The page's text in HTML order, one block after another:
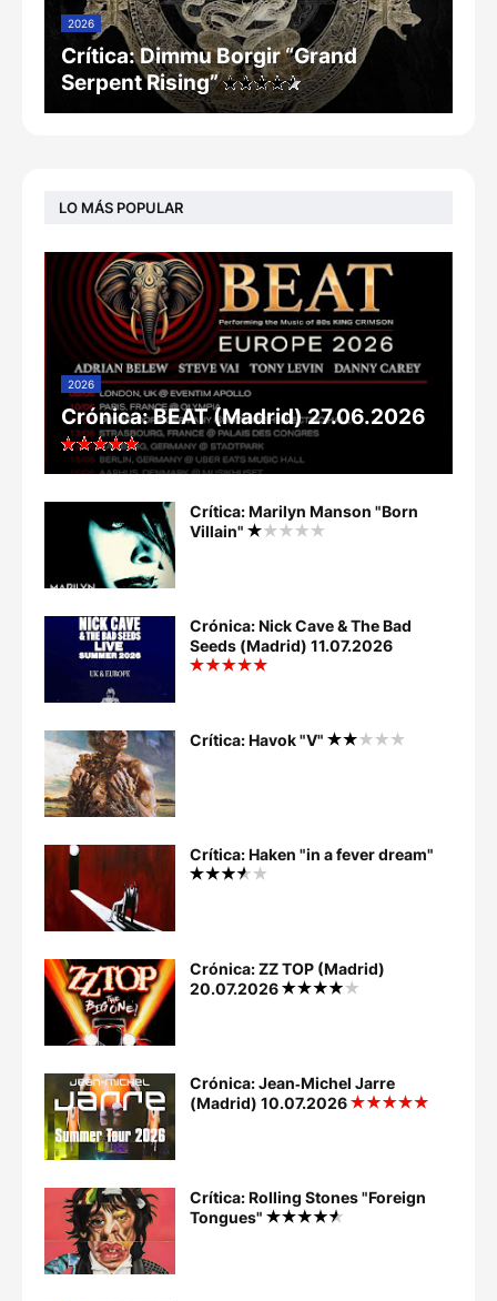
2026
Crítica: Dimmu Borgir “Grand
Serpent Rising”
LO MÁS POPULAR
2026
Crónica: BEAT (Madrid) 27.06.2026
Crítica: Marilyn Manson "Born
Villain"
Crónica: Nick Cave & The Bad
Seeds (Madrid) 11.07.2026
Crítica: Havok "V"
Crítica: Haken "in a fever dream"
Crónica: ZZ TOP (Madrid)
20.07.2026
Crónica: Jean‐Michel Jarre
(Madrid) 10.07.2026
Crítica: Rolling Stones "Foreign
Tongues"